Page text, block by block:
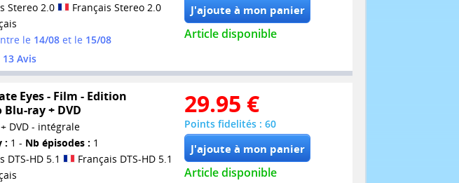
Stereo 2.0
Français Stereo 2.0
le 14/08et le 15/08
13Avis
Article disponible
Eyes - Film - Edition
ray + DVD
DVD - intégrale
: 1 - Nb épisodes : 1
DTS-HD 5.1
Français DTS-HD 5.1
29.95 €
Points fidelités : 60
Article disponible